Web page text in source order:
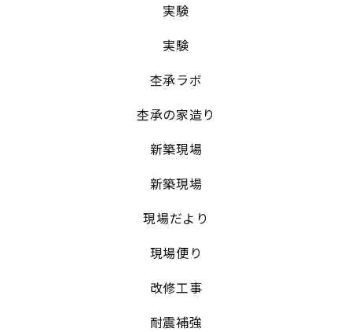
実験
実験
杢承ラボ
杢承の家造り
新築現場
新築現場
現場だより
現場便り
改修工事
耐震補強